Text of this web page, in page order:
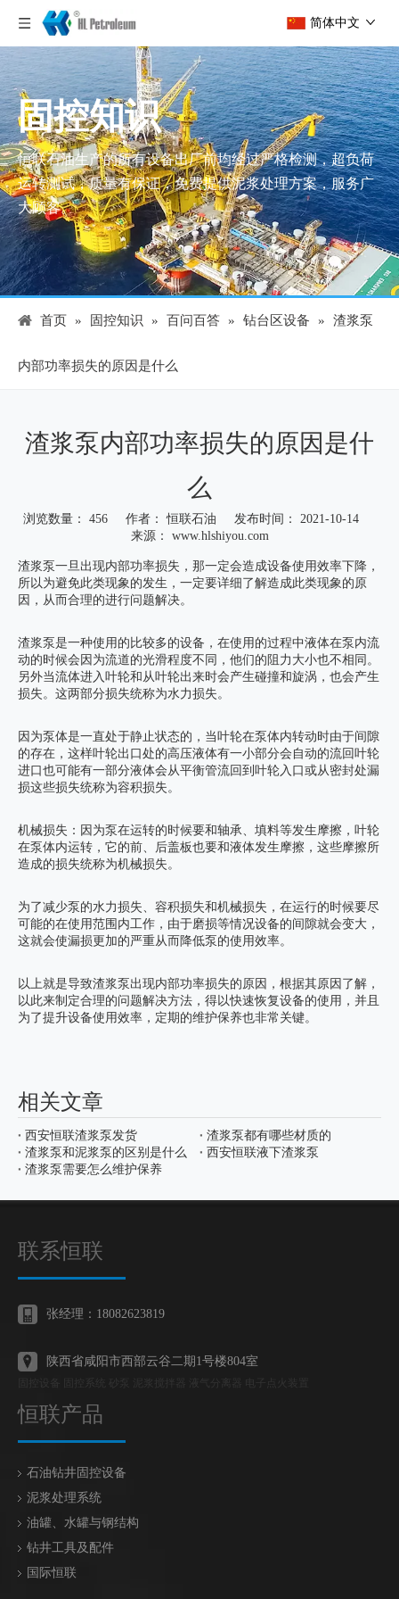
简体中文
固控知识
恒联石油生产的所有设备出厂前均经过严格检测，超负荷
运转测试，质量有保证，免费提供泥浆处理方案，服务广
大顾客。
首页 » 固控知识 » 百问百答 » 钻台区设备 » 渣浆泵
内部功率损失的原因是什么
渣浆泵内部功率损失的原因是什
么
浏览数量： 456作者： 恒联石油 发布时间： 2021-10-14
来源： www.hlshiyou.com
["wechat","weibo","qzone","douban","email"]
渣浆泵一旦出现内部功率损失，那一定会造成设备使用效率下降，
所以为避免此类现象的发生，一定要详细了解造成此类现象的原
因，从而合理的进行问题解决。
渣浆泵是一种使用的比较多的设备，在使用的过程中液体在泵内流
动的时候会因为流道的光滑程度不同，他们的阻力大小也不相同。
另外当流体进入叶轮和从叶轮出来时会产生碰撞和旋涡，也会产生
损失。这两部分损失统称为水力损失。
因为泵体是一直处于静止状态的，当叶轮在泵体内转动时由于间隙
的存在，这样叶轮出口处的高压液体有一小部分会自动的流回叶轮
进口也可能有一部分液体会从平衡管流回到叶轮入口或从密封处漏
损这些损失统称为容积损失。
机械损失：因为泵在运转的时候要和轴承、填料等发生摩擦，叶轮
在泵体内运转，它的前、后盖板也要和液体发生摩擦，这些摩擦所
造成的损失统称为机械损失。
为了减少泵的水力损失、容积损失和机械损失，在运行的时候要尽
可能的在使用范围内工作，由于磨损等情况设备的间隙就会变大，
这就会使漏损更加的严重从而降低泵的使用效率。
以上就是导致渣浆泵出现内部功率损失的原因，根据其原因了解，
以此来制定合理的问题解决方法，得以快速恢复设备的使用，并且
为了提升设备使用效率，定期的维护保养也非常关键。
相关文章
西安恒联渣浆泵发货
渣浆泵都有哪些材质的
渣浆泵和泥浆泵的区别是什么
西安恒联液下渣浆泵
渣浆泵需要怎么维护保养
联系恒联
张经理：18082623819
陕西省咸阳市西部云谷二期1号楼804室
恒联产品
石油钻井固控设备
泥浆处理系统
油罐、水罐与钢结构
钻井工具及配件
国际恒联